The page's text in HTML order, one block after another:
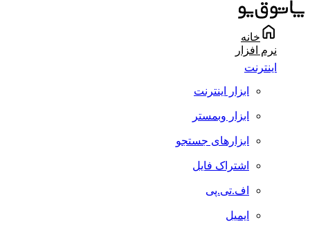
خانه
نرم افزار
اینترنت
ابزار اینترنت
ابزار وبمستر
ابزارهای جستجو
اشتراک فایل
اف.تی.پی
ایمیل